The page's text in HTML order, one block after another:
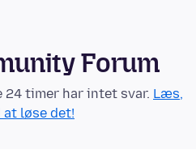
Forum
24 timer har intet svar. Læs,
løse det!